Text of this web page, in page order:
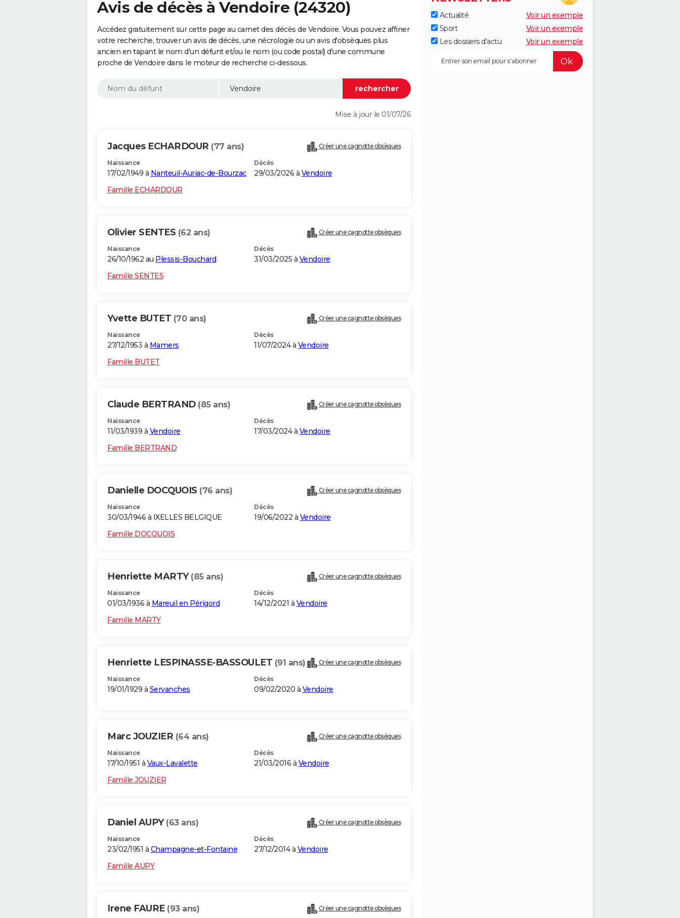
Avis de décès à Vendoire (24320)
Accédez gratuitement sur cette page au carnet des décès de Vendoire. Vous pouvez affiner
votre recherche, trouver un avis de décès, une nécrologie ou un avis d'obsèques plus
ancien en tapant le nom d'un défunt et/ou le nom (ou code postal) d'une commune
proche de Vendoire dans le moteur de recherche ci-dessous.
Mise à jour le 01/07/26
Jacques ECHARDOUR (77 ans) Créer une cagnotte obsèques
Naissance
17/02/1949 à Nanteuil-Auriac-de-Bourzac
Décès
29/03/2026 à Vendoire
Famille ECHARDOUR
Olivier SENTES (62 ans) Créer une cagnotte obsèques
Naissance
26/10/1962 au Plessis-Bouchard
Décès
31/03/2025 à Vendoire
Famille SENTES
Yvette BUTET (70 ans) Créer une cagnotte obsèques
Naissance
27/12/1953 à Mamers
Décès
11/07/2024 à Vendoire
Famille BUTET
Claude BERTRAND (85 ans) Créer une cagnotte obsèques
Naissance
11/03/1939 à Vendoire
Décès
17/03/2024 à Vendoire
Famille BERTRAND
Danielle DOCQUOIS (76 ans) Créer une cagnotte obsèques
Naissance
30/03/1946 à IXELLES BELGIQUE
Décès
19/06/2022 à Vendoire
Famille DOCQUOIS
Henriette MARTY (85 ans) Créer une cagnotte obsèques
Naissance
01/03/1936 à Mareuil en Périgord
Décès
14/12/2021 à Vendoire
Famille MARTY
Henriette LESPINASSE-BASSOULET (91 ans) Créer une cagnotte obsèques
Naissance
19/01/1929 à Servanches
Décès
09/02/2020 à Vendoire
Marc JOUZIER (64 ans) Créer une cagnotte obsèques
Naissance
17/10/1951 à Vaux-Lavalette
Décès
21/03/2016 à Vendoire
Famille JOUZIER
Daniel AUPY (63 ans) Créer une cagnotte obsèques
Naissance
23/02/1951 à Champagne-et-Fontaine
Décès
27/12/2014 à Vendoire
Famille AUPY
Irene FAURE (93 ans) Créer une cagnotte obsèques
Actualité
Voir un exemple
Sport
Voir un exemple
Les dossiers d'actu
Voir un exemple